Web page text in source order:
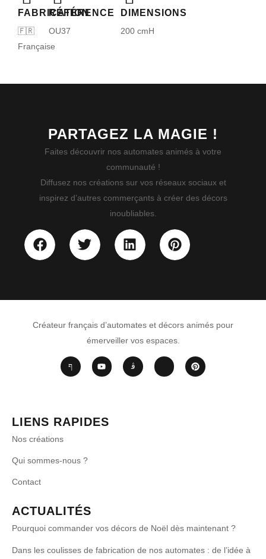
FABRICATION
🇫🇷
Française
RÉFÉRENCE
OU37
DIMENSIONS
200 cmH
PARTAGEZ LA MAGIE !
Faites découvrir nos automates animés à votre
communauté !
Diffusez nos créations sur vos réseaux sociaux et
inspirez d’autres commerçants à créer des décors
inoubliables.
Créateur français d’automates et décors animés pour
émerveiller vos espaces.
LIENS RAPIDES
Nos créations
Qui sommes-nous ?
Contact
ACTUALITÉS
Pourquoi commander vos décors de Noël dès maintenant ?
Dans les coulisses de fabrication de nos automates : de l’idée à